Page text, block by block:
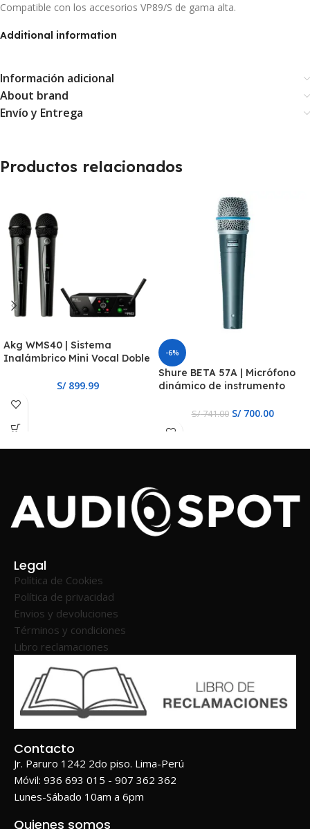
Compatible con los accesorios VP89/S de gama alta.
Additional information
Información adicional
About brand
Envío y Entrega
Productos relacionados
Akg WMS40 | Sistema
Inalámbrico Mini Vocal Doble
S/899.99
-6%
Shure BETA 57A | Micrófono
dinámico de instrumento
S/741.00 S/700.00
Legal
Política de Cookies
Política de privacidad
Envios y devoluciones
Términos y condiciones
Libro reclamaciones
Contacto
Jr. Paruro 1242 2do piso. Lima-Perú
Móvil: 936 693 015 - 907 362 362
Lunes-Sábado 10am a 6pm
Quienes somos